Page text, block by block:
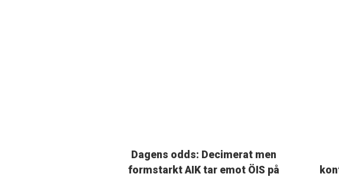
Dagens odds: Decimerat men
formstarkt AIK tar emot ÖIS på